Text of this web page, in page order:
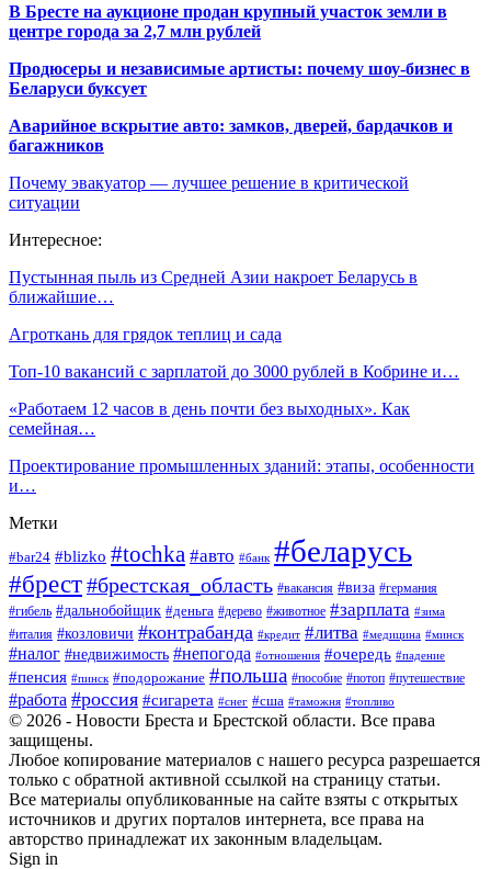
В Бресте на аукционе продан крупный участок земли в
центре города за 2,7 млн рублей
Продюсеры и независимые артисты: почему шоу-бизнес в
Беларуси буксует
Аварийное вскрытие авто: замков, дверей, бардачков и
багажников
Почему эвакуатор — лучшее решение в критической
ситуации
Интересное:
Пустынная пыль из Средней Азии накроет Беларусь в
ближайшие…
Агроткань для грядок теплиц и сада
Топ-10 вакансий с зарплатой до 3000 рублей в Кобрине и…
«Работаем 12 часов в день почти без выходных». Как
семейная…
Проектирование промышленных зданий: этапы, особенности
и…
Метки
#bar24 #blizko #tochka #авто #банк #беларусь
#брест#брестская_область #вакансия #виза #германия
#гибель #дальнобойщик #деньга #дерево #животное #зарплата #зима
#италия #козловичи #контрабанда #кредит #литва #медицина #минск
#налог #недвижимость #непогода #отношения #очередь #падение
#пенсия #пинск #подорожание #польша #пособие #потоп #путешествие
#работа #россия #сигарета #снег #сша #таможня #топливо
© 2026 - Новости Бреста и Брестской области. Все права
защищены.
Любое копирование материалов с нашего ресурса разрешается
только с обратной активной ссылкой на страницу статьи.
Все материалы опубликованные на сайте взяты с открытых
источников и других порталов интернета, все права на
авторство принадлежат их законным владельцам.
Sign in